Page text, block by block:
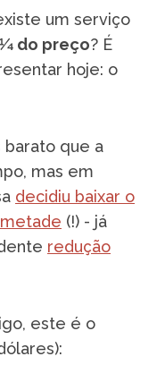
um serviço
1⁄4 do preço? É
hoje: o
barato que a
mas em
decidiu baixar o
(!) - já
redução
este é o